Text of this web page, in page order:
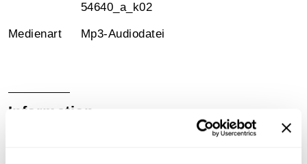
54640_a_k02
Medienart Mp3-Audiodatei
Information